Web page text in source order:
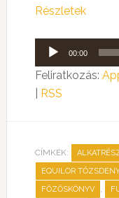
Részletek
Audió
lejátszó
00:00
Feliratkozás:
RSS
CÍMKÉK:
EQUILOR
FŐZŐSKÖNYV ,